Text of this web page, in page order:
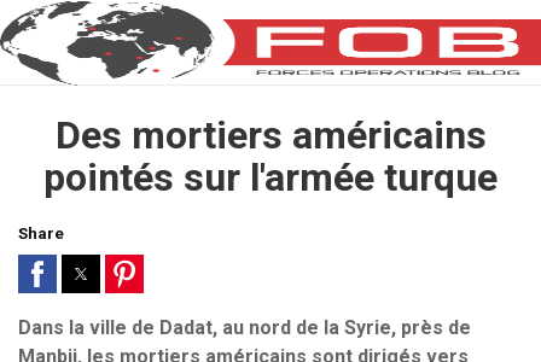
Des mortiers américains
pointés sur l'armée turque
Share
Dans la ville de Dadat, au nord de la Syrie, près de
Manbij, les mortiers américains sont dirigés vers